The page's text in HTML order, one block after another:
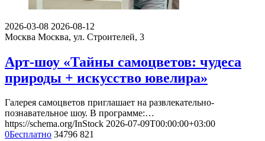
2026-03-08 2026-08-12
Москва Москва, ул. Строителей, 3
Арт-шоу «Тайны самоцветов: чудеса
природы + искусство ювелира»
Галерея самоцветов приглашает на развлекательно-
познавательное шоу. В программе:…
https://schema.org/InStock 2026-07-09T00:00:00+03:00
0Бесплатно 34796 821